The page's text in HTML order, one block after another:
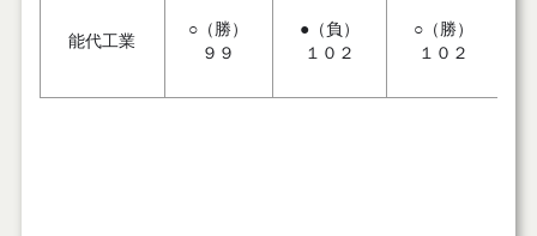
能代工業
○（勝）
９９
●（負）
１０２
○（勝）
１０２